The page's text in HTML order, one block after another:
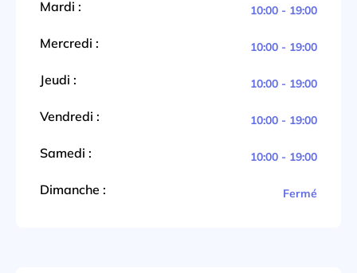
Mardi :
Mercredi :
Jeudi :
Vendredi :
Samedi :
Dimanche :
10:00 - 19:00
10:00 - 19:00
10:00 - 19:00
10:00 - 19:00
10:00 - 19:00
Fermé